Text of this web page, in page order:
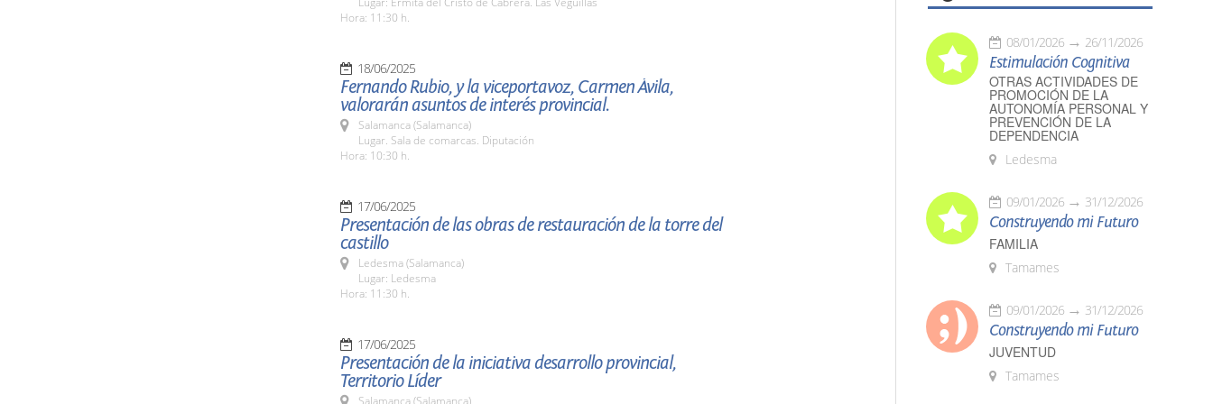
Hora: 11:30 h.
18/06/2025
Fernando Rubio, y la viceportavoz, Carmen Ávila,
valorarán asuntos de interés provincial.
Salamanca (Salamanca)
Lugar. Sala de comarcas. Diputación
Hora: 10:30 h.
17/06/2025
Presentación de las obras de restauración de la torre del
castillo
Ledesma (Salamanca)
Lugar: Ledesma
Hora: 11:30 h.
17/06/2025
Presentación de la iniciativa desarrollo provincial,
Territorio Líder
Salamanca (Salamanca)
08/01/2026 26/11/2026
Estimulación Cognitiva
OTRAS ACTIVIDADES DE
PROMOCIÓN DE LA
AUTONOMÍA PERSONAL Y
PREVENCIÓN DE LA
DEPENDENCIA
Ledesma
09/01/2026 31/12/2026
Construyendo mi Futuro
FAMILIA
Tamames
09/01/2026 31/12/2026
Construyendo mi Futuro
JUVENTUD
Tamames